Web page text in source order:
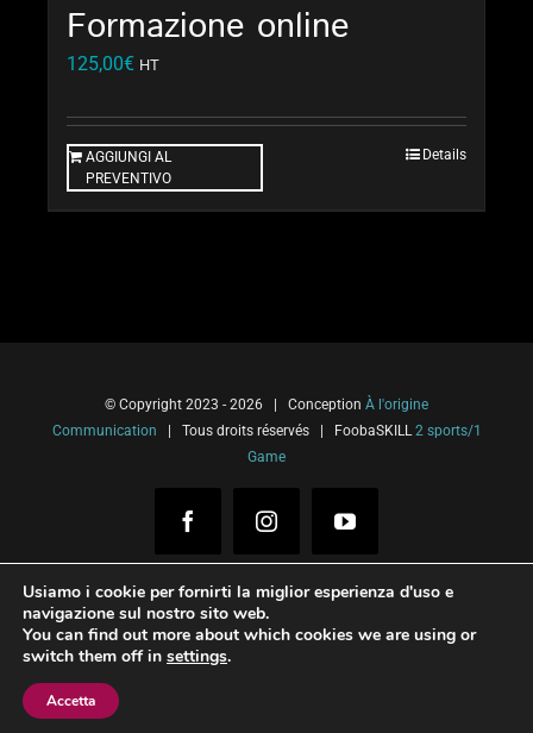
Formazione online
125,00€ HT
AGGIUNGI AL
PREVENTIVO
Details
© Copyright 2023 - 2026 | Conception À l'origine
Communication | Tous droits réservés | FoobaSKILL 2 sports/1
Game
FacebookInstagramYouTube
Usiamo i cookie per fornirti la miglior esperienza d'uso e
navigazione sul nostro sito web.
You can find out more about which cookies we are using or
switch them off in settings.
Accetta
Français(Francese)
Italiano